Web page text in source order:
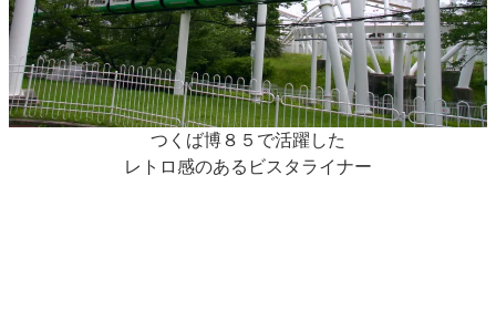
つくば博８５で活躍した
レトロ感のあるビスタライナー